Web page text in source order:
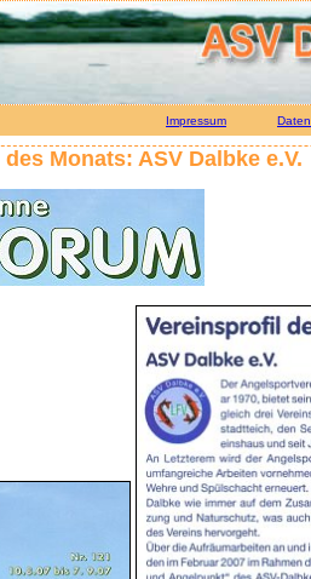
Impressum
Monats: ASV Dalbke e.V.